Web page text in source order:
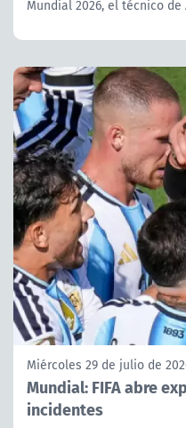
Mundial 2026, el técnico
Miércoles 29 de julio de
Mundial: FIFA abre
incidentes